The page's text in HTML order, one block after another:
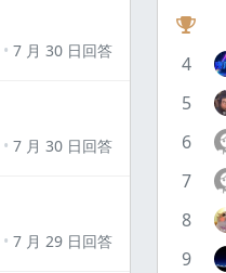
7 月 30 日回答
7 月 30 日回答
7 月 29 日回答
4
5
6
7
8
9